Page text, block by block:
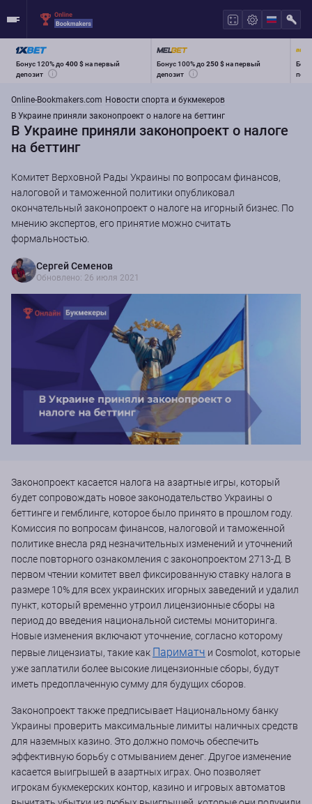
Бонус 120% до400 $на первый
депозит
Бонус 100% до250 $на первый
депозит
Online-Bookmakers.com Новости спорта и букмекеров
В Украине приняли законопроект о налоге на беттинг
В Украине приняли законопроект о налоге
на беттинг
Комитет Верховной Рады Украины по вопросам финансов,
налоговой и таможенной политики опубликовал
окончательный законопроект о налоге на игорный бизнес. По
мнению экспертов, его принятие можно считать
формальностью.
Сергей Семенов
Обновлено: 26 июля 2021
Законопроект касается налога на азартные игры, который
будет сопровождать новое законодательство Украины о
беттинге и гемблинге, которое было принято в прошлом году.
Комиссия по вопросам финансов, налоговой и таможенной
политике внесла ряд незначительных изменений и уточнений
после повторного ознакомления с законопроектом 2713-Д. В
первом чтении комитет ввел фиксированную ставку налога в
размере 10% для всех украинских игорных заведений и удалил
пункт, который временно утроил лицензионные сборы на
период до введения национальной системы мониторинга.
Новые изменения включают уточнение, согласно которому
первые лицензиаты, такие как Париматч и Cosmolot, которые
уже заплатили более высокие лицензионные сборы, будут
иметь предоплаченную сумму для будущих сборов.
Законопроект также предписывает Национальному банку
Украины проверить максимальные лимиты наличных средств
для наземных казино. Это должно помочь обеспечить
эффективную борьбу с отмыванием денег. Другое изменение
касается выигрышей в азартных играх. Оно позволяет
игрокам букмекерских контор, казино и игровых автоматов